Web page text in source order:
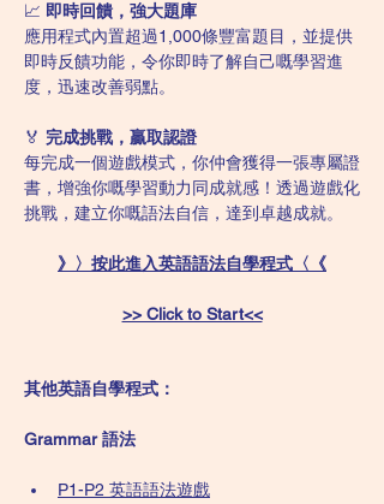
📈 即時回饋，強大題庫
應用程式內置超過1,000條豐富題目，並提供
即時反饋功能，令你即時了解自己嘅學習進
度，迅速改善弱點。
🏅 完成挑戰，贏取認證
每完成一個遊戲模式，你仲會獲得一張專屬證
書，增強你嘅學習動力同成就感！透過遊戲化
挑戰，建立你嘅語法自信，達到卓越成就。
》〉按此進入英語語法自學程式〈《
>> Click to Start<<
其他英語自學程式：
Grammar 語法
P1-P2 英語語法遊戲